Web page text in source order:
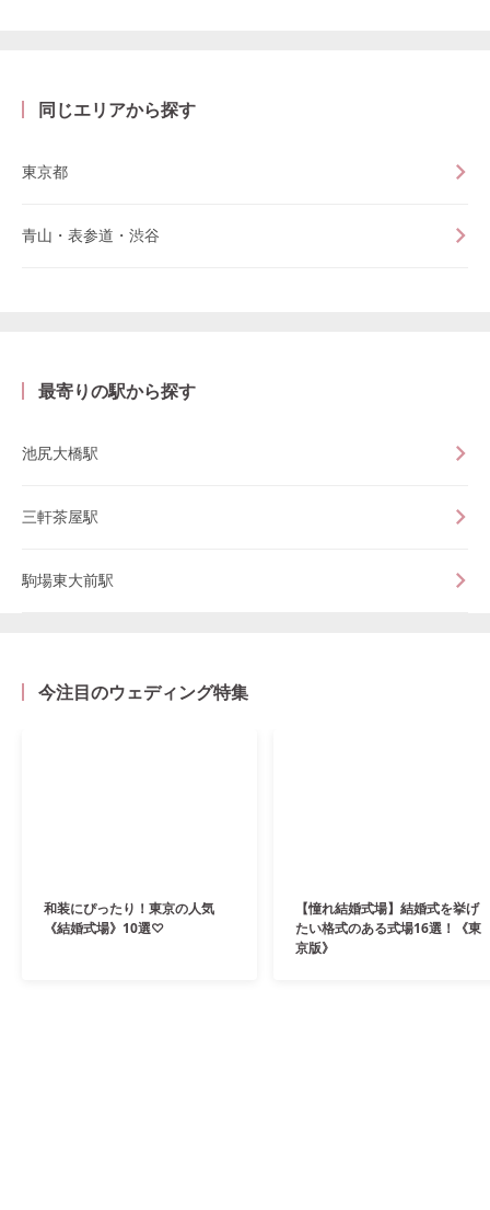
同じエリアから探す
東京都
青山・表参道・渋谷
最寄りの駅から探す
池尻大橋駅
三軒茶屋駅
駒場東大前駅
今注目のウェディング特集
和装にぴったり！東京の人気
《結婚式場》10選♡
【憧れ結婚式場】結婚式を挙げ
たい格式のある式場16選！《東
京版》